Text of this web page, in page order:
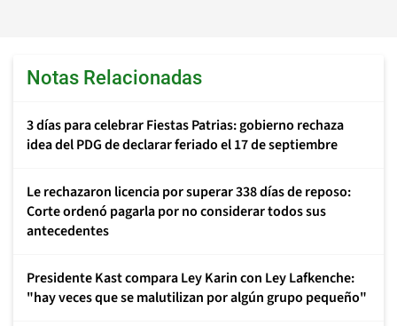
Notas Relacionadas
3 días para celebrar Fiestas Patrias: gobierno rechaza
idea del PDG de declarar feriado el 17 de septiembre
Le rechazaron licencia por superar 338 días de reposo:
Corte ordenó pagarla por no considerar todos sus
antecedentes
Presidente Kast compara Ley Karin con Ley Lafkenche:
"hay veces que se malutilizan por algún grupo pequeño"